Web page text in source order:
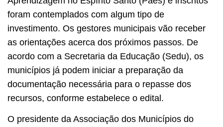
foram contemplados com algum tipo de
investimento. Os gestores municipais vão receber
as orientações acerca dos próximos passos. De
acordo com a Secretaria da Educação (Sedu), os
municípios já podem iniciar a preparação da
documentação necessária para o repasse dos
recursos, conforme estabelece o edital.
O presidente da Associação dos Municípios do